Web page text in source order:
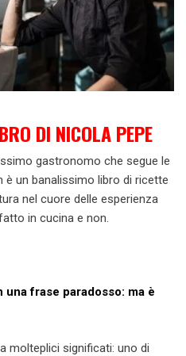
DI NICOLA PEPE
gastronomo che segue le
è un banalissimo libro di ricette
nel cuore delle esperienza
in cucina e non.
una frase paradosso: ma è
molteplici significati: uno di